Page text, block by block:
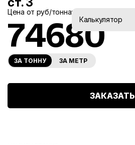
Цена от руб/тонна:
74680
ЗА ТОННУ ЗА МЕТР
Калькулятор
Вес, тн:
ЗАКАЗАТЬ